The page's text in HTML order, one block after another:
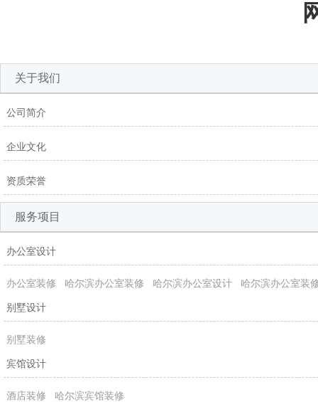
关于我们
公司简介
企业文化
资质荣誉
服务项目
办公室设计
办公室装修 哈尔滨办公室装修 哈尔滨办公室设计 哈尔滨办公室装
别墅设计
别墅装修
宾馆设计
酒店装修 哈尔滨宾馆装修